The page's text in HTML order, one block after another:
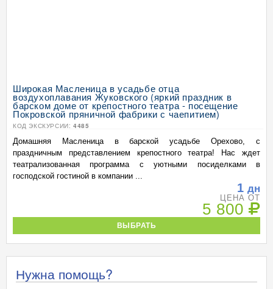
Широкая Масленица в усадьбе отца
воздухоплавания Жуковского (яркий праздник в
барском доме от крепостного театра - посещение
Покровской пряничной фабрики с чаепитием)
КОД ЭКСКУРСИИ: 4485
Домашняя Масленица в барской усадьбе Орехово, с
праздничным представлением крепостного театра! Нас ждет
театрализованная программа с уютными посиделками в
господской гостиной в компании ...
1 дн
ЦЕНА ОТ
5 800
ВЫБРАТЬ
Нужна помощь?